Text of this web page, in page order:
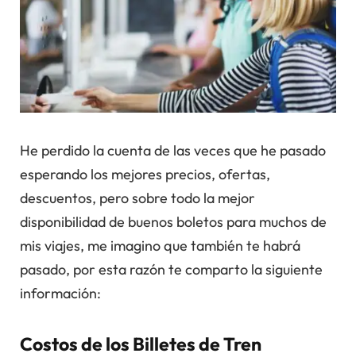
He perdido la cuenta de las veces que he pasado
esperando los mejores precios, ofertas,
descuentos, pero sobre todo la mejor
disponibilidad de buenos boletos para muchos de
mis viajes, me imagino que también te habrá
pasado, por esta razón te comparto la siguiente
información:
Costos de los Billetes de Tren